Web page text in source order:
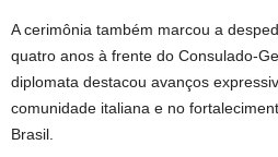
A cerimônia também marcou a
quatro anos à frente do Consulado-
diplomata destacou avanços
comunidade italiana e no
Brasil.